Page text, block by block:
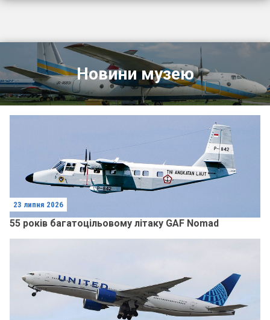
Новини музею
23 липня 2026
55 років багатоцільовому літаку GAF Nomad